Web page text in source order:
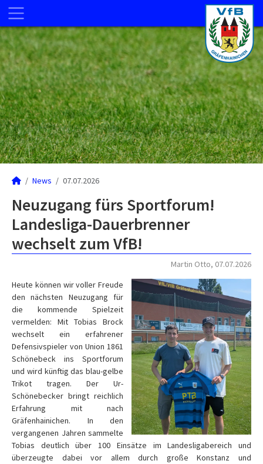
News 07.07.2026
Neuzugang fürs Sportforum!
Landesliga-Dauerbrenner
wechselt zum VfB!
Martin Otto, 07.07.2026
Heute können wir voller Freude
den nächsten Neuzugang für
die kommende Spielzeit
vermelden: Mit Tobias Brock
wechselt ein erfahrener
Defensivspieler von Union 1861
Schönebeck ins Sportforum
und wird künftig das blau-gelbe
Trikot tragen. Der Ur-
Schönebecker bringt reichlich
Erfahrung mit nach
Gräfenhainichen. In den
vergangenen Jahren sammelte
Tobias deutlich über 100 Einsätze im Landesligabereich und
überzeugte dabei vor allem durch große Konstanz und